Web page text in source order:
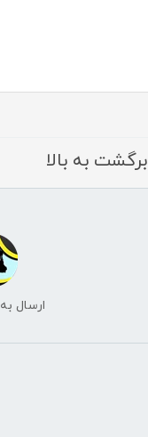
برگشت به بالا
ارسال